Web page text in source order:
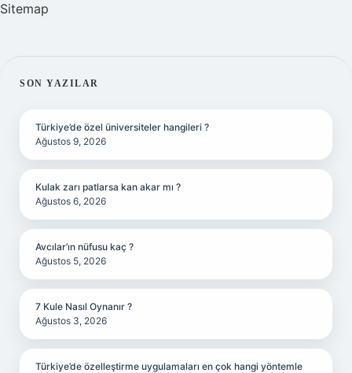
Sitemap
SIDEBAR
SON YAZILAR
Türkiye’de özel üniversiteler hangileri ?
Ağustos 9, 2026
Kulak zarı patlarsa kan akar mı ?
Ağustos 6, 2026
Avcılar’ın nüfusu kaç ?
Ağustos 5, 2026
7 Kule Nasıl Oynanır ?
Ağustos 3, 2026
Türkiye’de özelleştirme uygulamaları en çok hangi yöntemle